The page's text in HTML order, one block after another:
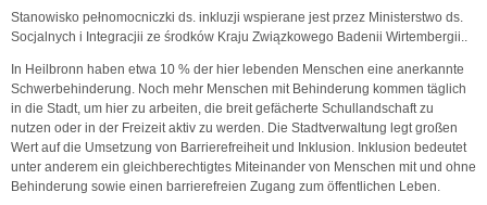
Stanowisko pełnomocniczki ds. inkluzji wspierane jest przez Ministerstwo ds.
Socjalnych i Integracjii ze środków Kraju Związkowego Badenii Wirtembergii..
In Heilbronn haben etwa 10 % der hier lebenden Menschen eine anerkannte
Schwerbehinderung. Noch mehr Menschen mit Behinderung kommen täglich
in die Stadt, um hier zu arbeiten, die breit gefächerte Schullandschaft zu
nutzen oder in der Freizeit aktiv zu werden. Die Stadtverwaltung legt großen
Wert auf die Umsetzung von Barrierefreiheit und Inklusion. Inklusion bedeutet
unter anderem ein gleichberechtigtes Miteinander von Menschen mit und ohne
Behinderung sowie einen barrierefreien Zugang zum öffentlichen Leben.